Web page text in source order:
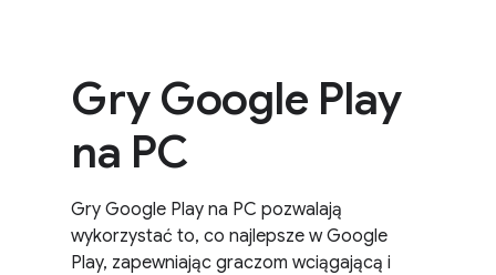
Gry Google Play
na PC
Gry Google Play na PC pozwalają
wykorzystać to, co najlepsze w Google
Play, zapewniając graczom wciągającą i